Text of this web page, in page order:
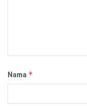
Nama *